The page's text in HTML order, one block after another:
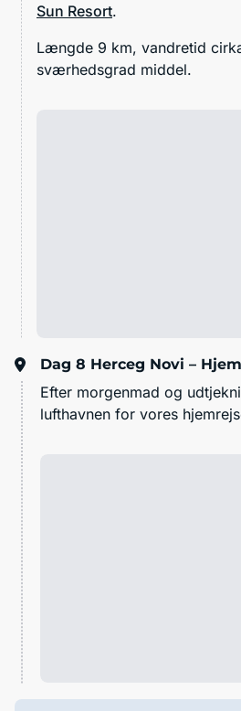
Sun Resort.
Længde 9 km, vandretid
sværhedsgrad middel.
Dag 8 Herceg Novi –
Efter morgenmad og
lufthavnen for vores